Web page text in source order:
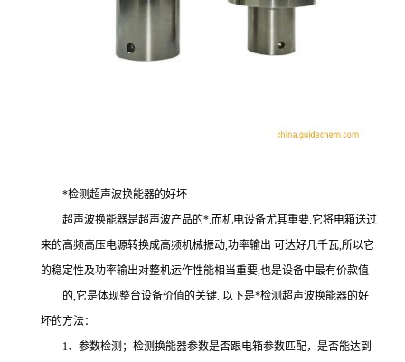
*检测超声波换能器的好坏
超声波换能器是超声波产品的*.而机电设备尤其重要.它将电箱送过
来的高频高压电源转换成高频机械振动,功率输出 可达好几千瓦,所以它
的稳定性及功率输出对整机运作性能相当重要,也是设备中最有价款值
的,它是体现整台设备价值的关键. 以下是*检测超声波换能器的好
坏的方法：
1、参数检测；检测换能器参数是否跟电箱参数匹配，是否能达到